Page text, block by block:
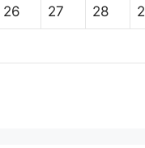
26 27 28